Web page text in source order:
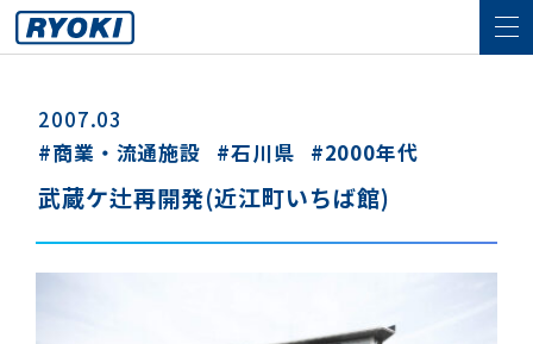
2007.03
商業・流通施設
石川県 2000年代
武蔵ケ辻再開発(近江町いちば館)